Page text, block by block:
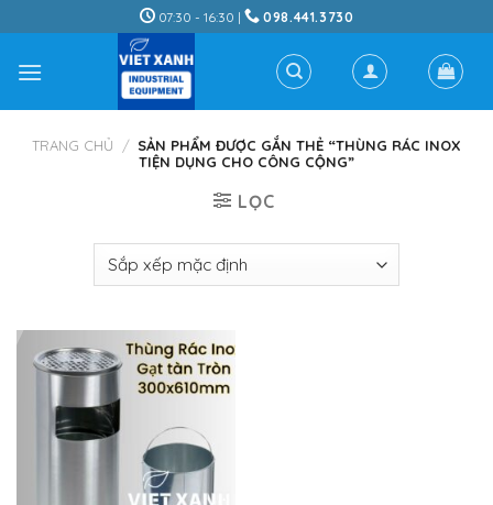
to
content
07:30 - 16:30 | 098.441.3730
TRANG CHỦ / SẢN PHẨM ĐƯỢC GẮN THẺ “THÙNG RÁC INOX
TIỆN DỤNG CHO CÔNG CỘNG”
LỌC